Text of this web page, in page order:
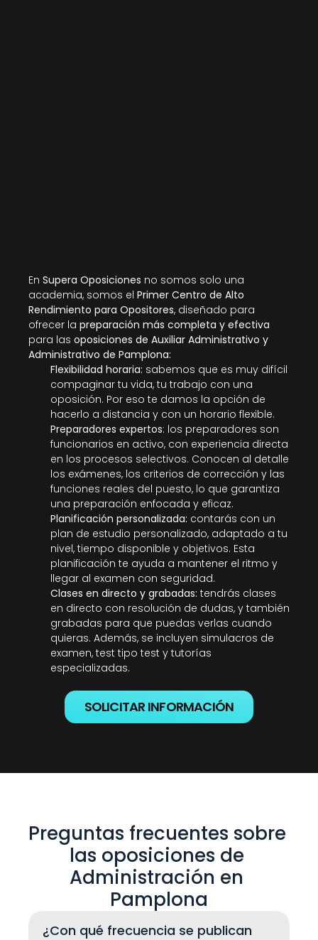
En Supera Oposiciones no somos solo una
academia, somos el Primer Centro de Alto
Rendimiento para Opositores, diseñado para
ofrecer la preparación más completa y efectiva
para las oposiciones de Auxiliar Administrativo y
Administrativo de Pamplona:
Flexibilidad horaria: sabemos que es muy difícil
compaginar tu vida, tu trabajo con una
oposición. Por eso te damos la opción de
hacerlo a distancia y con un horario flexible.
Preparadores expertos: los preparadores son
funcionarios en activo, con experiencia directa
en los procesos selectivos. Conocen al detalle
los exámenes, los criterios de corrección y las
funciones reales del puesto, lo que garantiza
una preparación enfocada y eficaz.
Planificación personalizada: contarás con un
plan de estudio personalizado, adaptado a tu
nivel, tiempo disponible y objetivos. Esta
planificación te ayuda a mantener el ritmo y
llegar al examen con seguridad.
Clases en directo y grabadas: tendrás clases
en directo con resolución de dudas, y también
grabadas para que puedas verlas cuando
quieras. Además, se incluyen simulacros de
examen, test tipo test y tutorías
especializadas.
SOLICITAR INFORMACIÓN
Preguntas frecuentes sobre
las oposiciones de
Administración en
Pamplona
¿Con qué frecuencia se publican